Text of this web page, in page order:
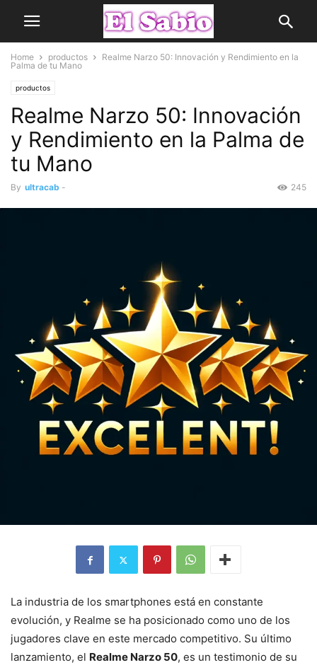
Home productos
Realme Narzo 50: Innovación y Rendimiento en la
Palma de tu Mano
productos
Realme Narzo 50: Innovación
y Rendimiento en la Palma de
tu Mano
By ultracab - 245
La industria de los smartphones está en constante
evolución, y Realme se ha posicionado como uno de los
jugadores clave en este mercado competitivo. Su último
lanzamiento, el Realme Narzo 50, es un testimonio de su